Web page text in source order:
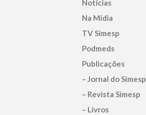
Notícias
Na Mídia
TV Simesp
Podmeds
Publicações
– Jornal do Simesp
– Revista Simesp
– Livros